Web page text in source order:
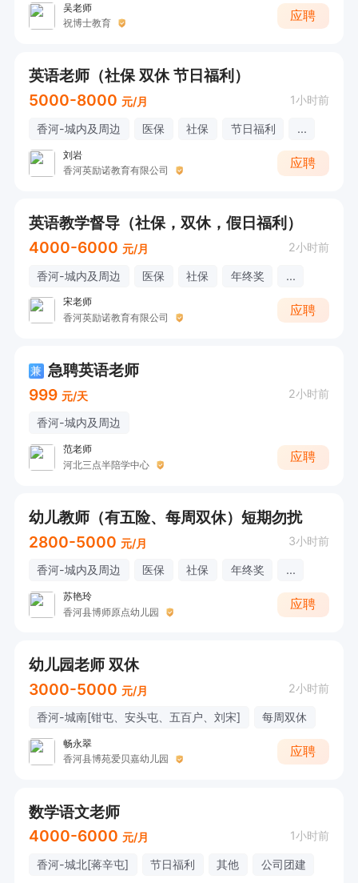
吴老师
祝博士教育
应聘
英语老师（社保 双休 节日福利）
5000-8000 元/月 1小时前
香河-城内及周边 医保 社保 节日福利 ...
刘岩
香河英励诺教育有限公司
应聘
英语教学督导（社保，双休，假日福利）
4000-6000 元/月 2小时前
香河-城内及周边 医保 社保 年终奖 ...
宋老师
香河英励诺教育有限公司
应聘
兼 急聘英语老师
999 元/天 2小时前
香河-城内及周边
范老师
河北三点半陪学中心
应聘
幼儿教师（有五险、每周双休）短期勿扰
2800-5000 元/月 3小时前
香河-城内及周边 医保 社保 年终奖 ...
苏艳玲
香河县博师原点幼儿园
应聘
幼儿园老师 双休
3000-5000 元/月 2小时前
香河-城南[钳屯、安头屯、五百户、刘宋] 每周双休
畅永翠
香河县博苑爱贝嘉幼儿园
应聘
数学语文老师
4000-6000 元/月 1小时前
香河-城北[蒋辛屯] 节日福利 其他 公司团建